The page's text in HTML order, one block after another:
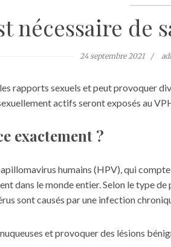
nécessaire
24 septembre 2021
rapports sexuels et peut provoquer
actifs seront exposés au
exactement ?
humains (HPV), qui
dans le monde entier. Selon le type
sont causés par une infection
et provoquer des lésions